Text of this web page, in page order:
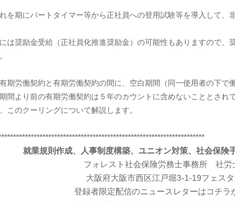
を期にパートタイマー等から正社員への登用試験等を導入して、
は奨励金受給（正社員化推進奨励金）の可能性もありますので、
期労働契約と有期労働契約の間に、空白期間（同一使用者の下で
間より前の有期労働契約は５年のカウントに含めないこととされ
このクーリングについて解説します。
就業規則作成、人事制度構築、ユニオン対策、社会保険
フォレスト社会保険労務士事務所 社
大阪府大阪市西区江戸堀3-1-19フェス
登録者限定配信のニュースレターはコチラ